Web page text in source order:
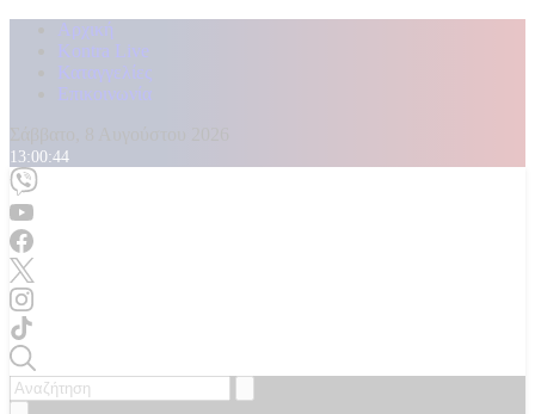
Αρχική
Kontra Live
Καταγγελίες
Επικοινωνία
13:00:48